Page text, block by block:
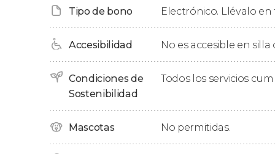
ciudad.
Tour por el barrio de Kampung
Nuestra ruta nos guiará por el distrito más
el barrio de Kampung Baru
Montados sobre la bicicleta y acompañados
este antiguo asentamiento agrícola donde
de su fundación, 1899. Sobre dos ruedas
Tipo de bono Electrónico. Llévalo en
Accesibilidad No es accesible en silla
Condiciones de
Sostenibilidad
Todos los servicios
Mascotas No permitidas.